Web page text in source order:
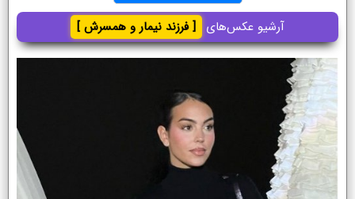
آرشیو عکس‌های [ فرزند نیمار و همسرش ]